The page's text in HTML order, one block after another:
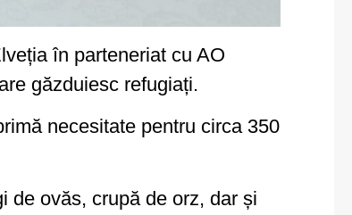
în parteneriat cu AO
găzduiesc refugiați.
necesitate pentru circa 350
de ovăs, crupă de orz, dar și